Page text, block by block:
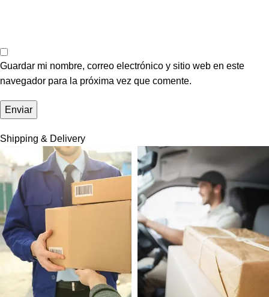
Guardar mi nombre, correo electrónico y sitio web en este
navegador para la próxima vez que comente.
Shipping & Delivery